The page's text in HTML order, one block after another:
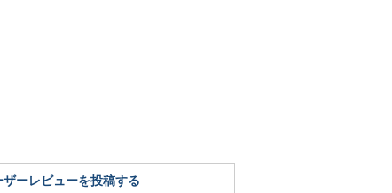
ザーレビューを投稿する